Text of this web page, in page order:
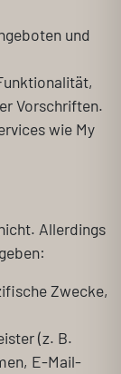
und
Vorschriften.
wie My
Allerdings
Zwecke,
(z. B.
E-Mail-